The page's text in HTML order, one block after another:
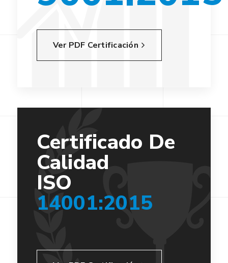
Ver PDF Certificación
Certificado De
Calidad
ISO
14001:2015